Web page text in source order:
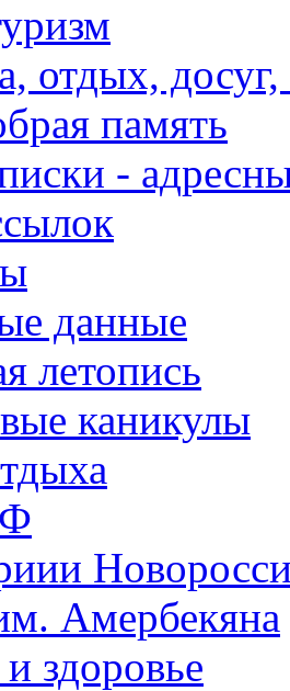
отдых,
память
-
данные
летопись
каникулы
Амербекяна
здоровье